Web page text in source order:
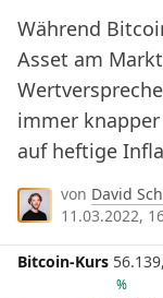
Während
Asset am
immer
auf heftige
von David
11.03.2022,
Bitcoin-Kurs
%